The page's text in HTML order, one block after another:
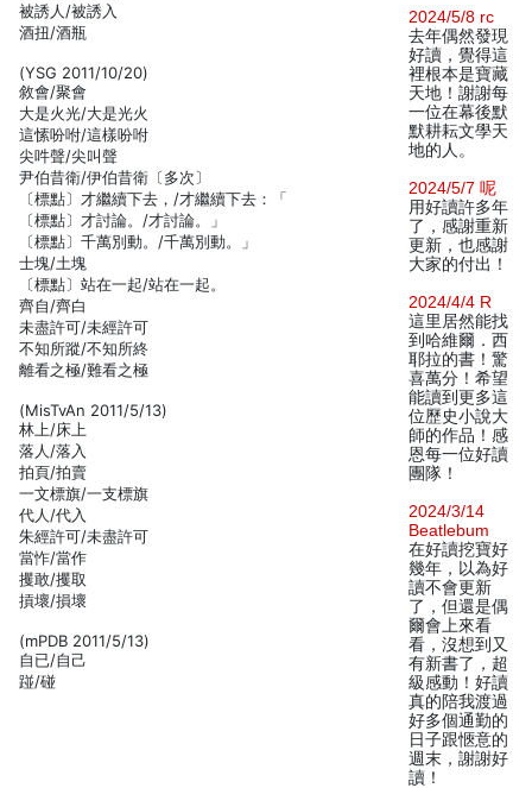
被誘人/被誘入
酒扭/酒瓶
(YSG 2011/10/20)
敘會/聚會
大是火光/大是光火
這愫吩咐/這樣吩咐
尖吽聲/尖叫聲
尹伯昔衛/伊伯昔衛〔多次〕
〔標點〕才繼續下去，/才繼續下去：「
〔標點〕才討論。/才討論。」
〔標點〕千萬別動。/千萬別動。」
士塊/土塊
〔標點〕站在一起/站在一起。
齊自/齊白
未盡許可/未經許可
不知所蹤/不知所終
離看之極/難看之極
(MisTvAn 2011/5/13)
林上/床上
落人/落入
拍頁/拍賣
一文標旗/一支標旗
代人/代入
朱經許可/未盡許可
當怍/當作
攫敢/攫取
摃壞/損壞
(mPDB 2011/5/13)
自已/自己
踫/碰
2024/5/8 rc
去年偶然發現
好讀，覺得這
裡根本是寶藏
天地！謝謝每
一位在幕後默
默耕耘文學天
地的人。
2024/5/7 呢
用好讀許多年
了，感謝重新
更新，也感謝
大家的付出！
2024/4/4 R
這里居然能找
到哈維爾．西
耶拉的書！驚
喜萬分！希望
能讀到更多這
位歷史小說大
師的作品！感
恩每一位好讀
團隊！
2024/3/14
Beatlebum
在好讀挖寶好
幾年，以為好
讀不會更新
了，但還是偶
爾會上來看
看，沒想到又
有新書了，超
級感動！好讀
真的陪我渡過
好多個通勤的
日子跟愜意的
週末，謝謝好
讀！